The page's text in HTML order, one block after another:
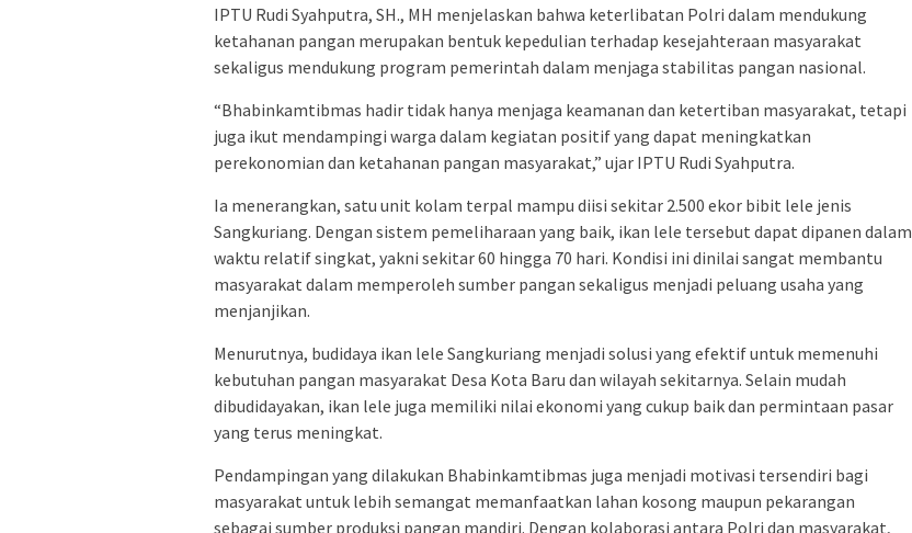
IPTU Rudi Syahputra, SH., MH menjelaskan bahwa keterlibatan Polri dalam mendukung
ketahanan pangan merupakan bentuk kepedulian terhadap kesejahteraan masyarakat
sekaligus mendukung program pemerintah dalam menjaga stabilitas pangan nasional.
“Bhabinkamtibmas hadir tidak hanya menjaga keamanan dan ketertiban masyarakat, tetapi
juga ikut mendampingi warga dalam kegiatan positif yang dapat meningkatkan
perekonomian dan ketahanan pangan masyarakat,” ujar IPTU Rudi Syahputra.
Ia menerangkan, satu unit kolam terpal mampu diisi sekitar 2.500 ekor bibit lele jenis
Sangkuriang. Dengan sistem pemeliharaan yang baik, ikan lele tersebut dapat dipanen dalam
waktu relatif singkat, yakni sekitar 60 hingga 70 hari. Kondisi ini dinilai sangat membantu
masyarakat dalam memperoleh sumber pangan sekaligus menjadi peluang usaha yang
menjanjikan.
Menurutnya, budidaya ikan lele Sangkuriang menjadi solusi yang efektif untuk memenuhi
kebutuhan pangan masyarakat Desa Kota Baru dan wilayah sekitarnya. Selain mudah
dibudidayakan, ikan lele juga memiliki nilai ekonomi yang cukup baik dan permintaan pasar
yang terus meningkat.
Pendampingan yang dilakukan Bhabinkamtibmas juga menjadi motivasi tersendiri bagi
masyarakat untuk lebih semangat memanfaatkan lahan kosong maupun pekarangan
sebagai sumber produksi pangan mandiri. Dengan kolaborasi antara Polri dan masyarakat,